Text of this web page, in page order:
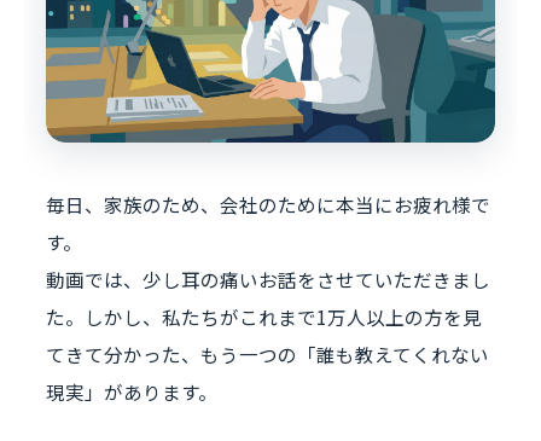
毎日、家族のため、会社のために本当にお疲れ様で
す。
動画では、少し耳の痛いお話をさせていただきまし
た。しかし、私たちがこれまで1万人以上の方を見
てきて分かった、もう一つの「誰も教えてくれない
現実」があります。